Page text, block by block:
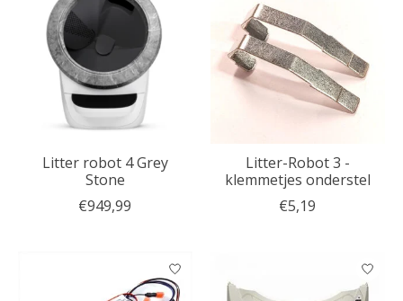
Litter robot 4 Grey
Stone
€949,99
Litter-Robot 3 -
klemmetjes onderstel
€5,19